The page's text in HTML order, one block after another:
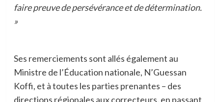
faire preuve de persévérance et de détermination.
»
Ses remerciements sont allés également au
Ministre de l’Éducation nationale, N’Guessan
Koffi, et à toutes les parties prenantes – des
directions régionales aux correcteurs, en passant